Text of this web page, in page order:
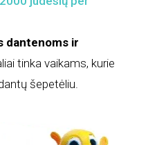
dantenoms ir
tinka vaikams, kurie
šepetėliu.